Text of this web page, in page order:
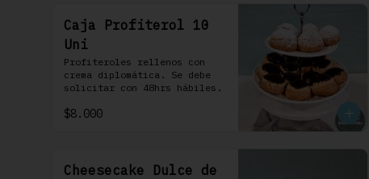
Caja Profiterol 10
Uni
Profiteroles rellenos con
crema diplomática. Se debe
solicitar con 48hrs hábiles.
$8.000
Cheesecake Dulce de